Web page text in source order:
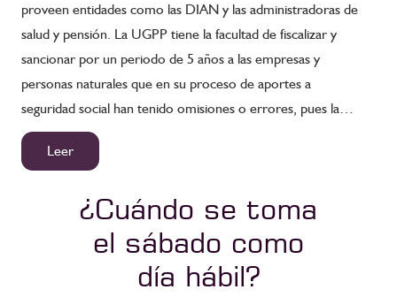
proveen entidades como las DIAN y las administradoras de
salud y pensión. La UGPP tiene la facultad de fiscalizar y
sancionar por un periodo de 5 años a las empresas y
personas naturales que en su proceso de aportes a
seguridad social han tenido omisiones o errores, pues la…
Leer
¿Cuándo se toma
el sábado como
día hábil?